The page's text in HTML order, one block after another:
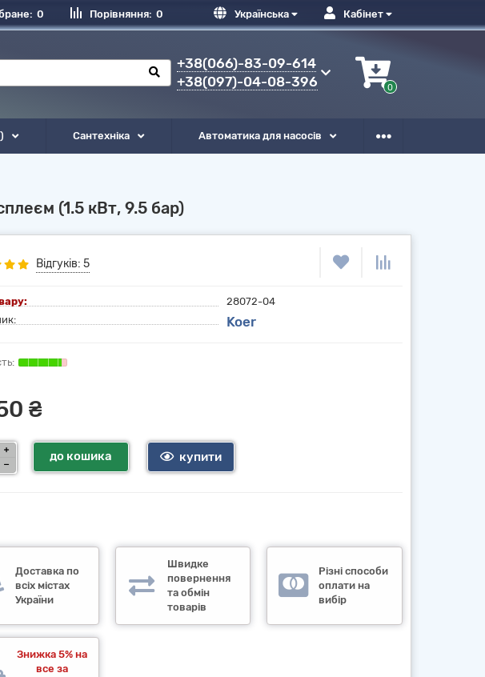
Кабінет
Українська
Порівняння: 0
0
+38(066)-83-09-614
+38(097)-04-08-396
0
Сантехніка Автоматика для насосів
(1.5 кВт, 9.5 бар)
Відгуків: 5
28072-04
Koer
₴
до кошика купити
Доставка по
всіх містах
України
Швидке
повернення
та обмін
товарів
Різні способи
оплати на
вибір
Знижка 5% на
все за